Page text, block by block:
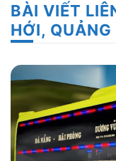
BÀI VIẾT
HỚI, QUẢNG